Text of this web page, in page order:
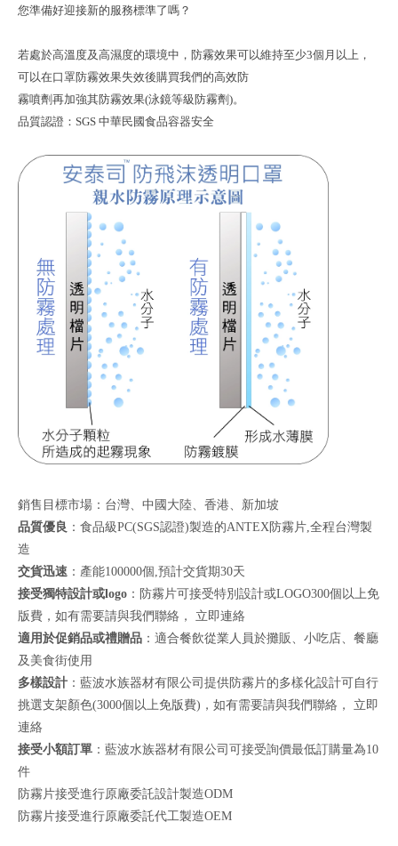
您準備好迎接新的服務標準了嗎？
若處於高溫度及高濕度的環境中，防霧效果可以維持至少3個月以上，
可以在口罩防霧效果失效後購買我們的高效防
霧噴劑再加強其防霧效果(泳鏡等級防霧劑)。
品質認證：SGS 中華民國食品容器安全
銷售目標市場：台灣、中國大陸、香港、新加坡
品質優良 ：食品級PC(SGS認證)製造的ANTEX防霧片,全程台灣製
造
交貨迅速 ：產能100000個,預計交貨期30天
接受獨特設計或logo ：防霧片可接受特別設計或LOGO300個以上免
版費，如有需要請與我們聯絡， 立即連絡
適用於促銷品或禮贈品 ：適合餐飲從業人員於攤販、小吃店、餐廳
及美食街使用
多樣設計 ：藍波水族器材有限公司提供防霧片的多樣化設計可自行
挑選支架顏色(3000個以上免版費)，如有需要請與我們聯絡， 立即
連絡
接受小額訂單 ：藍波水族器材有限公司可接受詢價最低訂購量為10
件
防霧片接受進行原廠委託設計製造ODM
防霧片接受進行原廠委託代工製造OEM